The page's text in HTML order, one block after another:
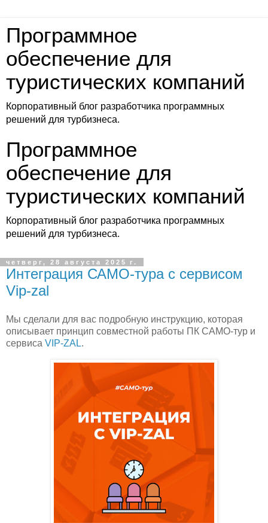
Программное
обеспечение для
туристических компаний
Корпоративный блог разработчика программных
решений для турбизнеса.
Программное
обеспечение для
туристических компаний
Корпоративный блог разработчика программных
решений для турбизнеса.
четверг, 28 августа 2025 г.
Интеграция САМО-тура с сервисом
Vip-zal
Мы сделали для вас подробную инструкцию, которая
описывает принцип совместной работы ПК САМО-тур и
сервиса VIP-ZAL.